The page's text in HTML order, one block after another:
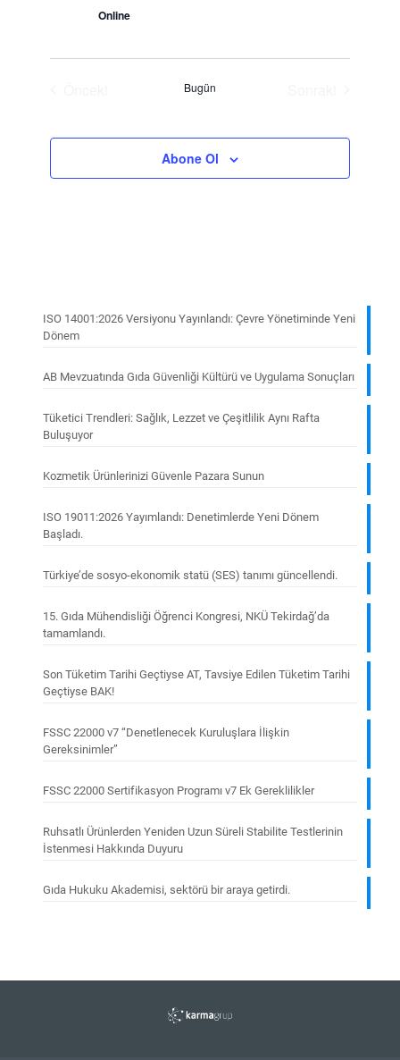
Online
Bugün
Abone Ol
ISO 14001:2026 Versiyonu Yayınlandı: Çevre Yönetiminde Yeni
Dönem
AB Mevzuatında Gıda Güvenliği Kültürü ve Uygulama Sonuçları
Tüketici Trendleri: Sağlık, Lezzet ve Çeşitlilik Aynı Rafta
Buluşuyor
Kozmetik Ürünlerinizi Güvenle Pazara Sunun
ISO 19011:2026 Yayımlandı: Denetimlerde Yeni Dönem
Başladı.
Türkiye’de sosyo-ekonomik statü (SES) tanımı güncellendi.
15. Gıda Mühendisliği Öğrenci Kongresi, NKÜ Tekirdağ’da
tamamlandı.
Son Tüketim Tarihi Geçtiyse AT, Tavsiye Edilen Tüketim Tarihi
Geçtiyse BAK!
FSSC 22000 v7 “Denetlenecek Kuruluşlara İlişkin
Gereksinimler”
FSSC 22000 Sertifikasyon Programı v7 Ek Gereklilikler
Ruhsatlı Ürünlerden Yeniden Uzun Süreli Stabilite Testlerinin
İstenmesi Hakkında Duyuru
Gıda Hukuku Akademisi, sektörü bir araya getirdi.